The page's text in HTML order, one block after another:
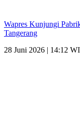
Wapres Kunjungi
Tangerang
28 Juni 2026 | 14:12